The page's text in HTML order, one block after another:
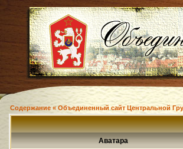
Содержание « Объединенный сайт Центральной
Аватара